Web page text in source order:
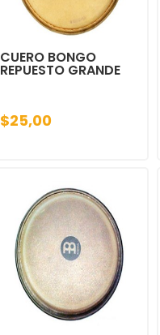
CUERO BONGO
REPUESTO GRANDE
$25,00